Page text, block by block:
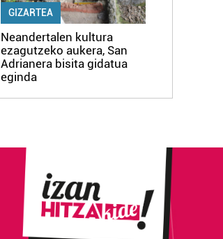
GIZARTEA
Neandertalen kultura
ezagutzeko aukera, San
Adrianera bisita gidatua
eginda